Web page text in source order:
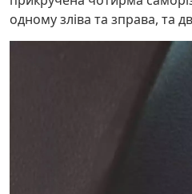
одному зліва та зправа, та